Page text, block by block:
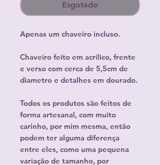
Esgotado
Apenas um chaveiro incluso.
Chaveiro feito em acrílico, frente
e verso com cerca de 5,5cm de
diametro e detalhes em dourado.
Todos os produtos são feitos de
forma artesanal, com muito
carinho, por mim mesma, então
podem ter alguma diferença
entre eles, como uma pequena
variação de tamanho, por